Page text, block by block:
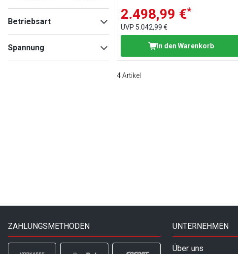
Betriebsart
Gas(2)
Spannung
2.498,99 €*
UVP 5.042,99 €
In den Warenkorb
4 Artikel
ZAHLUNGSMETHODEN UNTERNEHMEN
Über uns